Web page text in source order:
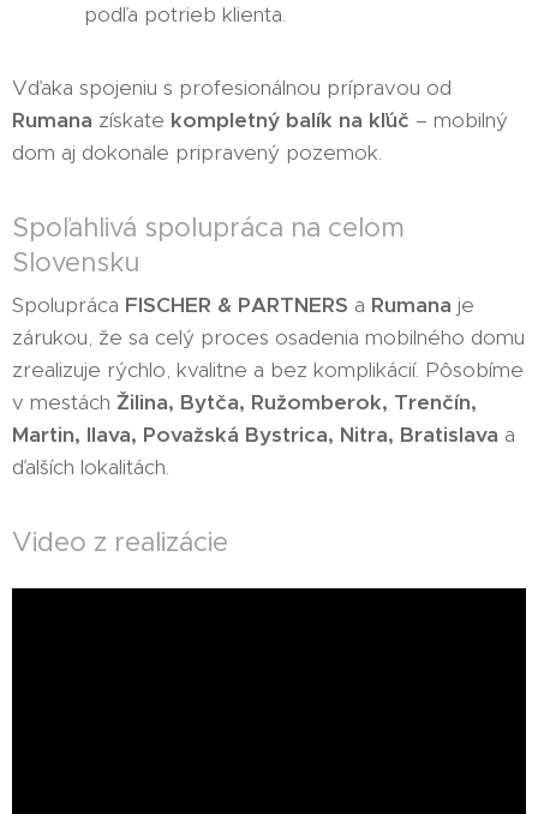
podľa potrieb klienta.
Vďaka spojeniu s profesionálnou prípravou od
Rumana získate kompletný balík na kľúč – mobilný
dom aj dokonale pripravený pozemok.
Spoľahlivá spolupráca na celom
Slovensku
Spolupráca FISCHER & PARTNERS a Rumana je
zárukou, že sa celý proces osadenia mobilného domu
zrealizuje rýchlo, kvalitne a bez komplikácií. Pôsobíme
v mestách Žilina, Bytča, Ružomberok, Trenčín,
Martin, Ilava, Považská Bystrica, Nitra, Bratislava a
ďalších lokalitách.
Video z realizácie